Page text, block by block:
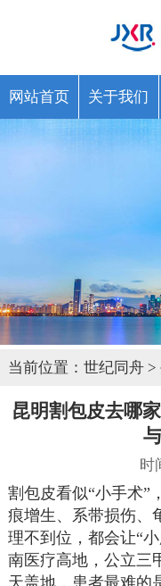
网站首页 关于我们
当前位置： 世纪同舟>
昆明割包皮去哪
时
割包皮看似“小手术”
痕增生、系带损伤
理不到位，都会让“
南医疗高地，公立三
天盖地，患者最难的